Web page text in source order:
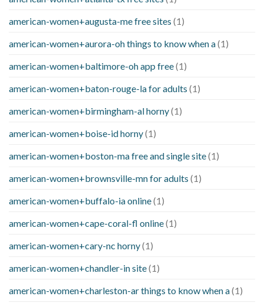
american-women+augusta-me free sites (1)
american-women+aurora-oh things to know when a(1)
american-women+baltimore-oh app free(1)
american-women+baton-rouge-la for adults (1)
american-women+birmingham-al horny(1)
american-women+boise-id horny(1)
american-women+boston-ma free and single site(1)
american-women+brownsville-mn for adults (1)
american-women+buffalo-ia online(1)
american-women+cape-coral-fl online(1)
american-women+cary-nc horny(1)
american-women+chandler-in site(1)
american-women+charleston-ar things to know when a(1)